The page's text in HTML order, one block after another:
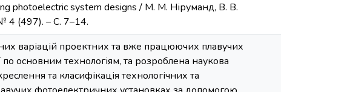
photoelectric system designs / М. М. Ніруманд, В. В.
4 (497). – С. 7–14.
варіацій проектних та вже працюючих плавучих
основним технологіям, та розроблена наукова
та класифікація технологічних та